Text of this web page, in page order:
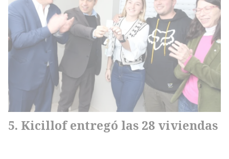
Kicillof entregó las 28 viviendas